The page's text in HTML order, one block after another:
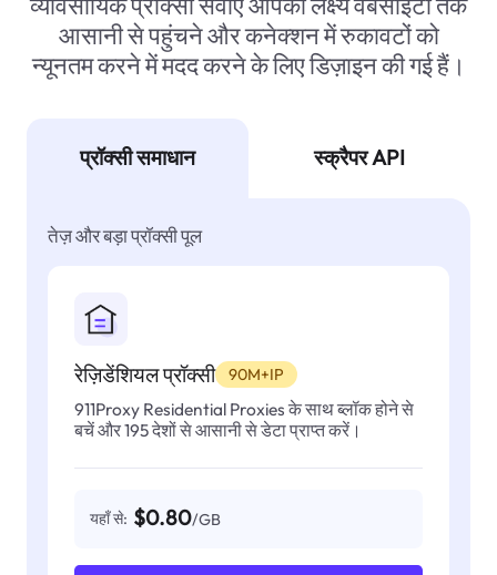
आसानी से पहुंचने और कनेक्शन में रुकावटों को
न्यूनतम करने में मदद करने के लिए डिज़ाइन की गई हैं।
प्रॉक्सी समाधान स्क्रैपर API
तेज़ और बड़ा प्रॉक्सी पूल
रेज़िडेंशियल प्रॉक्सी 90M+IP
911Proxy Residential Proxies के साथ ब्लॉक होने से
बचें और 195 देशों से आसानी से डेटा प्राप्त करें।
यहाँ से: $0.80/GB